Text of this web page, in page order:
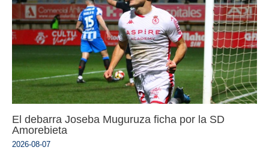
El debarra Joseba Muguruza ficha por la SD
Amorebieta
2026-08-07